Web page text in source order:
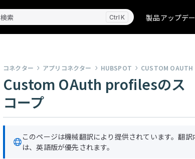
検索 K 製品アップデ
コネクター アプリコネクター HUBSPOT CUSTOM OAUTH
Custom OAuth profilesのス
コープ
このページは機械翻訳により提供されています。翻
は、英語版が優先されます。